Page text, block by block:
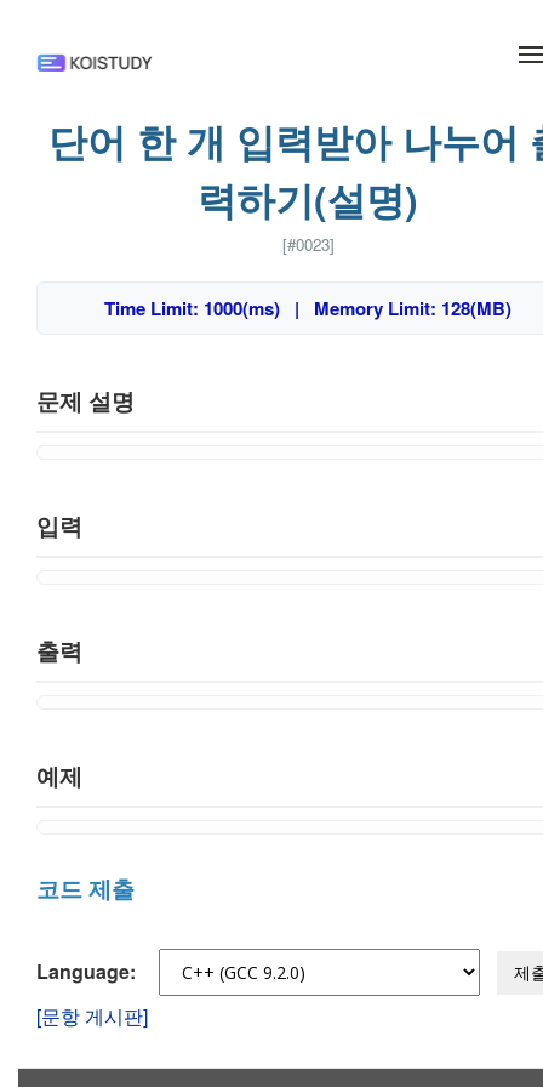
단어 한 개 입력받아 나누어
력하기(설명)
[#0023]
Time Limit: 1000(ms) | Memory Limit: 128(MB)
문제 설명
입력
출력
예제
코드 제출
Language: 제
[문항 게시판]